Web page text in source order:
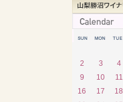
2
3 4
9
10 11
16
17 18